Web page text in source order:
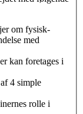
om fysisk-
med
kan foretages i
4 simple
rolle i